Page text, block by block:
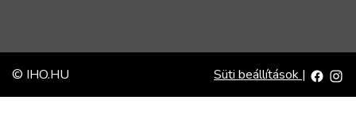
© IHO.HU Süti beállítások |